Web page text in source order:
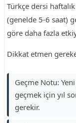
Türkçe dersi
(genelde 5-6 saat)
göre daha fazla
Dikkat etmen
Geçme Notu:
geçmek için yıl
gerekir.